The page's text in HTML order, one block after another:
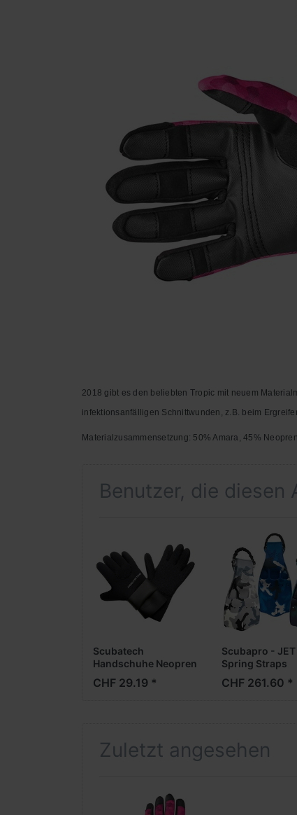
2018 gibt es den beliebten Tropic mit neuem
infektionsanfälligen Schnittwunden, z.B. beim
Materialzusammensetzung: 50% Amara, 45%
Benutzer, die
Scubatech
Handschuhe Neopren
Semi Dry
CHF 29.19 *
Scubapro - JET
Spring Straps
CHF 261.60 *
Zuletzt angesehen